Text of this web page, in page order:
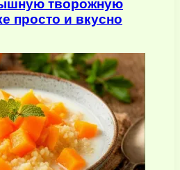
творожную
просто и вкусно